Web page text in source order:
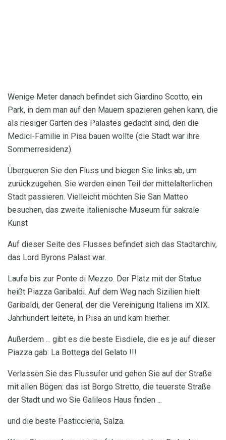
Wenige Meter danach befindet sich Giardino Scotto, ein
Park, in dem man auf den Mauern spazieren gehen kann, die
als riesiger Garten des Palastes gedacht sind, den die
Medici-Familie in Pisa bauen wollte (die Stadt war ihre
Sommerresidenz).
Überqueren Sie den Fluss und biegen Sie links ab, um
zurückzugehen. Sie werden einen Teil der mittelalterlichen
Stadt passieren. Vielleicht möchten Sie San Matteo
besuchen, das zweite italienische Museum für sakrale
Kunst
Auf dieser Seite des Flusses befindet sich das Stadtarchiv,
das Lord Byrons Palast war.
Laufe bis zur Ponte di Mezzo. Der Platz mit der Statue
heißt Piazza Garibaldi. Auf dem Weg nach Sizilien hielt
Garibaldi, der General, der die Vereinigung Italiens im XIX.
Jahrhundert leitete, in Pisa an und kam hierher.
Außerdem ... gibt es die beste Eisdiele, die es je auf dieser
Piazza gab: La Bottega del Gelato !!!
Verlassen Sie das Flussufer und gehen Sie auf der Straße
mit allen Bögen: das ist Borgo Stretto, die teuerste Straße
der Stadt und wo Sie Galileos Haus finden ...
und die beste Pasticcieria, Salza.